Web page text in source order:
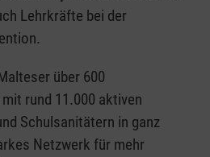
Lehrkräfte bei der
über 600
rund 11.000 aktiven
Schulsanitätern in ganz
Netzwerk für mehr